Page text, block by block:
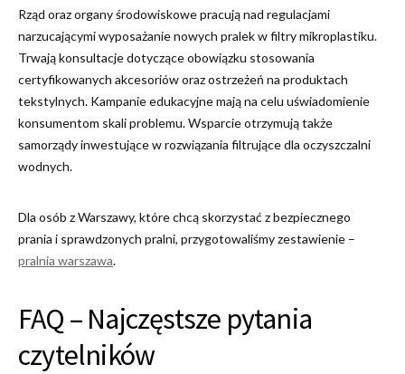
Rząd oraz organy środowiskowe pracują nad regulacjami
narzucającymi wyposażanie nowych pralek w filtry mikroplastiku.
Trwają konsultacje dotyczące obowiązku stosowania
certyfikowanych akcesoriów oraz ostrzeżeń na produktach
tekstylnych. Kampanie edukacyjne mają na celu uświadomienie
konsumentom skali problemu. Wsparcie otrzymują także
samorządy inwestujące w rozwiązania filtrujące dla oczyszczalni
wodnych.
Dla osób z Warszawy, które chcą skorzystać z bezpiecznego
prania i sprawdzonych pralni, przygotowaliśmy zestawienie –
pralnia warszawa.
FAQ – Najczęstsze pytania
czytelników